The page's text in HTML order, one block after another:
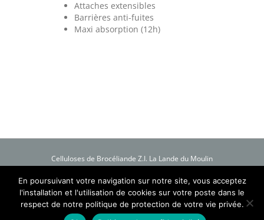
Attaches extensibles
Barrières anti-fuites
Maxi absorption (12h)
Celluloses de Brocéliande Z.I. La Lande du Moulin
B.P. 76 56803 Ploërmel Cedex France
Tél. : +33 (0) 2 97 74 25 25 - Fax : +33 (0) 2 97 74 29 94
Mentions légales - Plan du site
Création Process Blue
Copyright 2016 Celluloses de Brocéliande
En poursuivant votre navigation sur notre site, vous acceptez
l'installation et l'utilisation de cookies sur votre poste dans le
respect de notre politique de protection de votre vie privée.